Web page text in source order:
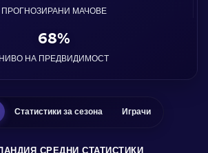
ПРОГНОЗИРАНИ МАЧОВЕ
68%
НИВО НА ПРЕДВИДИМОСТ
Статистики за сезона Играчи
СРЕДНИ СТАТИСТИКИ